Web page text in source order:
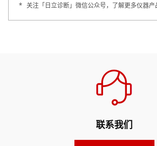
* 关注「日立诊断」微信公众号，了解更多仪器产
联系我们